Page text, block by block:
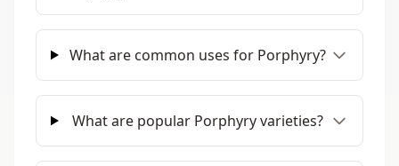
What are common uses for Porphyry?
What are popular Porphyry varieties?